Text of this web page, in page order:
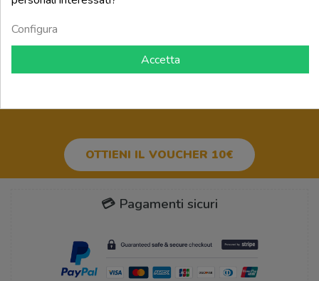
BUONO SCONTO 10€PER IL
OTTIENI IL VOUCHER 10€
💳 Pagamenti sicuri
Configura
Accetta